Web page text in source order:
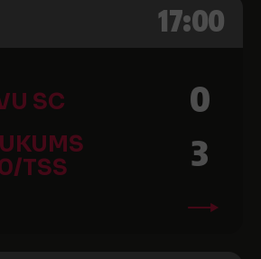
17:00
SC 0
TSS
3